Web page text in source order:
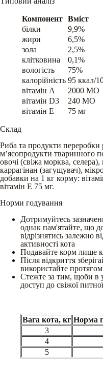
Компонент Вміст
білки
9,9%
жири
6,5%
зола
2,5%
клітковина
0,1%
вологість
75%
калорійність 95 ккал/
вітамін A
2000 МО
вітамін D3
240 МО
вітамін E
75 мг
Склад
Риба та продукти переробки
мʼясопродукти тваринного
овочі (свіжа морква,
каррагінан (загущувач),
добавки на 1 кг корму:
вітамін E 75 мг.
Норми годування
Дотримуйтесь
однак пам'ятайте, що
відрізнятись залежно
активності кота
Подавайте корм лише
Після відкриття
використайте
Стежте за тим, щоби в
доступ до свіжої
Вага кота, кг Норма
3
4
5